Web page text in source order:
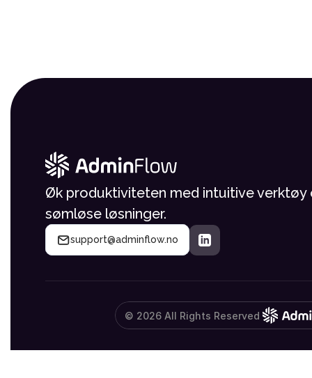
Øk produktiviteten med intuitive verktøy
sømløse løsninger.
support@adminflow.no
© 2026 All Rights Reserved